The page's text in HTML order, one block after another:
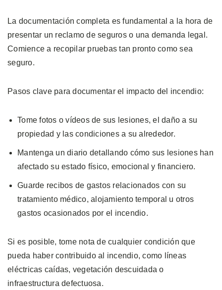
La documentación completa es fundamental a la hora de
presentar un reclamo de seguros o una demanda legal.
Comience a recopilar pruebas tan pronto como sea
seguro.
Pasos clave para documentar el impacto del incendio:
Tome fotos o vídeos de sus lesiones, el daño a su
propiedad y las condiciones a su alrededor.
Mantenga un diario detallando cómo sus lesiones han
afectado su estado físico, emocional y financiero.
Guarde recibos de gastos relacionados con su
tratamiento médico, alojamiento temporal u otros
gastos ocasionados por el incendio.
Si es posible, tome nota de cualquier condición que
pueda haber contribuido al incendio, como líneas
eléctricas caídas, vegetación descuidada o
infraestructura defectuosa.